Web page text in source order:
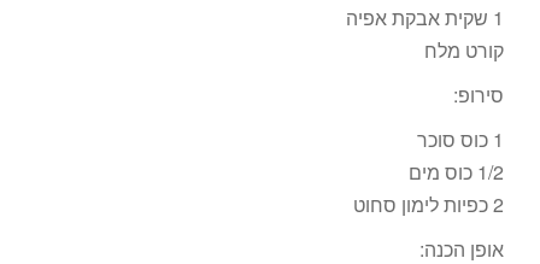
1 שקית אבקת אפיה
קורט מלח
סירופ:
1 כוס סוכר
1/2 כוס מים
2 כפיות לימון סחוט
אופן הכנה: